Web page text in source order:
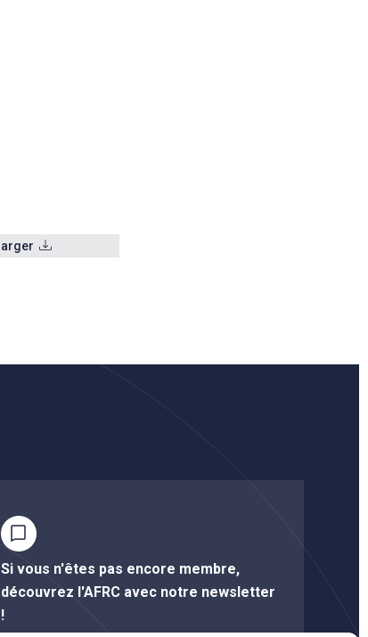
Si vous n'êtes pas encore membre,
découvrez l'AFRC avec notre newsletter
!